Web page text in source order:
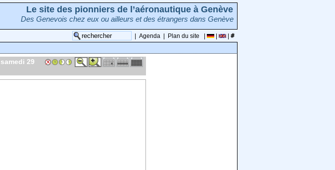
Le site des pionniers de l’aéronautique à Genève
Des Genevois chez eux ou ailleurs et des étrangers dans Genève
Agenda Plan du site
samedi 29